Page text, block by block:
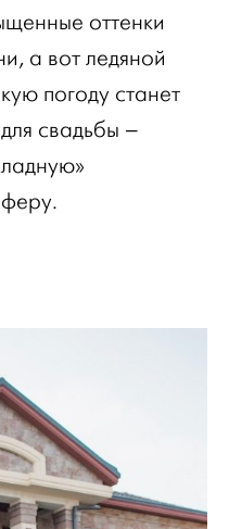
оттенки
а вот ледяной
погоду станет
свадьбы –